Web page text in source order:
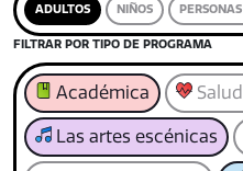
ADULTOS NIÑOS
FILTRAR POR TIPO DE PROGRAMA
Académica
Las artes escénicas